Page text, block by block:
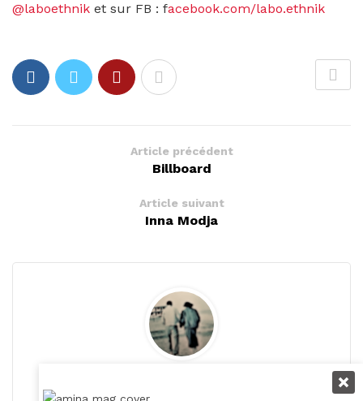
@laboethnik et sur FB : facebook.com/labo.ethnik
Article précédent
Billboard
Article suivant
Inna Modja